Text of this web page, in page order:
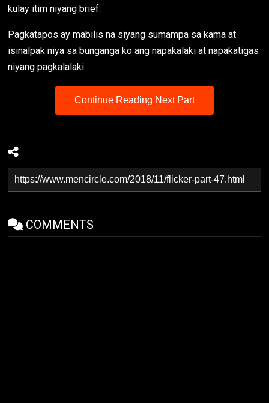
kulay itim niyang brief.
Pagkatapos ay mabilis na siyang sumampa sa kama at
isinalpak niya sa bunganga ko ang napakalaki at napakatigas
niyang pagkalalaki.
Continue Reading Next Part
COMMENTS